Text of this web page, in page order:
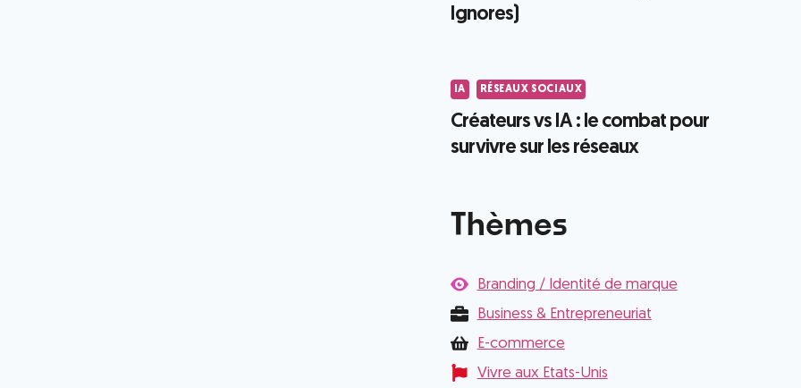
Ignores)
IA RÉSEAUX SOCIAUX
Créateurs vs IA : le combat pour
survivre sur les réseaux
Thèmes
Branding / Identité de marque
Business & Entrepreneuriat
E-commerce
Vivre aux Etats-Unis